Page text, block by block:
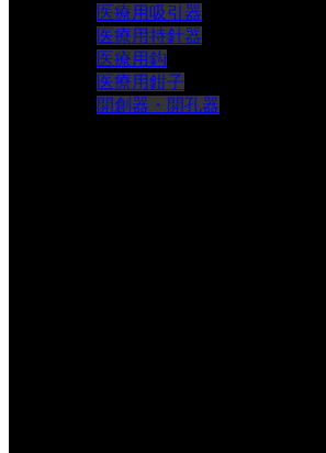
医療用吸引器
医療用持針器
医療用鈎
医療用鉗子
開創器・開孔器